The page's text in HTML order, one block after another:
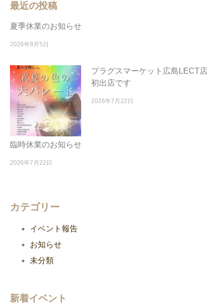
最近の投稿
夏季休業のお知らせ
2026年8月5日
プラグスマーケット広島LECT店
初出店です
2026年7月22日
臨時休業のお知らせ
2026年7月22日
カテゴリー
イベント報告
お知らせ
未分類
新着イベント